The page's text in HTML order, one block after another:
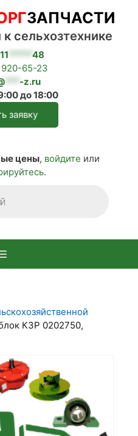
***** 48
920-65-23
*** -z.ru
до 18:00
заявку
цены, войдите или
.
ЗАПЧАСТИ
к сельхозтехнике
КЗР 0202750,